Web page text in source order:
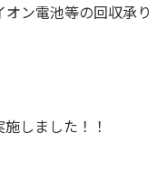
ン電池等の回収承り
しました！！